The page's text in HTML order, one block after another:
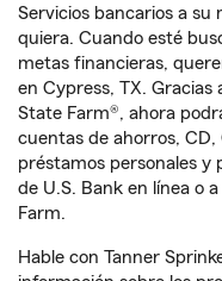
Servicios bancarios a su
quiera. Cuando esté
metas financieras,
en Cypress, TX. Gracias
State Farm®, ahora
cuentas de ahorros,
préstamos personales y
de U.S. Bank en línea o
Farm.
Hable con Tanner